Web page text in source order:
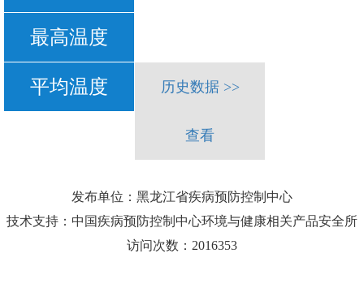
最高温度
平均温度 历史数据 >>
查看
发布单位：黑龙江省疾病预防控制中心
技术支持：中国疾病预防控制中心环境与健康相关产品安全所
访问次数：2016353